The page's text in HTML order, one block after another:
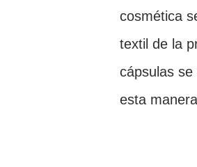
cosmética
textil de la
cápsulas
esta